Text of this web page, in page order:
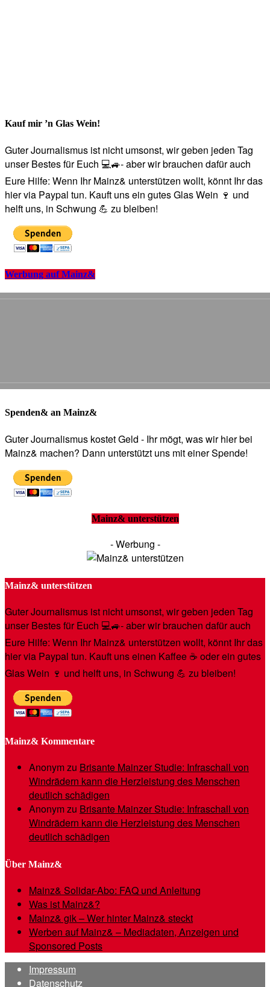
Kauf mir ’n Glas Wein!
Guter Journalismus ist nicht umsonst, wir geben jeden Tag
unser Bestes für Euch 💻🚙- aber wir brauchen dafür auch
Eure Hilfe: Wenn Ihr Mainz& unterstützen wollt, könnt Ihr das
hier via Paypal tun. Kauft uns ein gutes Glas Wein 🍷 und
helft uns, in Schwung 💪 zu bleiben!
Werbung auf Mainz&
Spenden& an Mainz&
Guter Journalismus kostet Geld - Ihr mögt, was wir hier bei
Mainz& machen? Dann unterstützt uns mit einer Spende!
Mainz& unterstützen
- Werbung -
Mainz& unterstützen
Guter Journalismus ist nicht umsonst, wir geben jeden Tag
unser Bestes für Euch 💻🚙- aber wir brauchen dafür auch
Eure Hilfe: Wenn Ihr Mainz& unterstützen wollt, könnt Ihr das
hier via Paypal tun. Kauft uns einen Kaffee ☕️ oder ein gutes
Glas Wein 🍷 und helft uns, in Schwung 💪 zu bleiben!
Mainz& Kommentare
Anonymzu Brisante Mainzer Studie: Infraschall von
Windrädern kann die Herzleistung des Menschen
deutlich schädigen
Anonymzu Brisante Mainzer Studie: Infraschall von
Windrädern kann die Herzleistung des Menschen
deutlich schädigen
Über Mainz&
Mainz& Solidar-Abo: FAQ und Anleitung
Was ist Mainz&?
Mainz& gik – Wer hinter Mainz& steckt
Werben auf Mainz& – Mediadaten, Anzeigen und
Sponsored Posts
Impressum
Datenschutz